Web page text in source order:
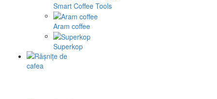
Smart Coffee Tools
Aram coffee
Superkop